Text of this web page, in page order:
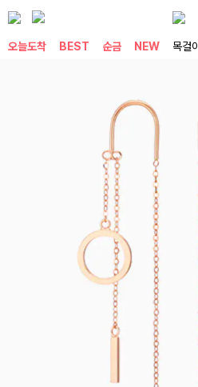
오늘도착 BEST 순금 NEW 목걸이